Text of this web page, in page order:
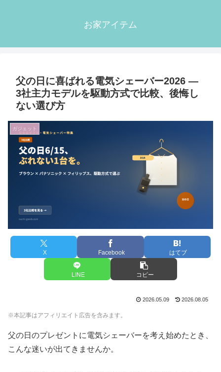
お家アイテム
父の日に喜ばれる電気シェーバー2026 ―
3社主力モデルを駆動方式で比較、後悔し
ない選び方
ガジェット
X Facebook はてブ
LINE コピー
2026.05.09 2026.08.05
※本記事はアフィリエイト広告を含みます。
父の日のプレゼントに電気シェーバーを考え始めたとき、
こんな迷いが出てきませんか。